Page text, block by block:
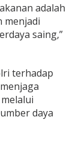
adalah
menjadi
saing,”
terhadap
daya